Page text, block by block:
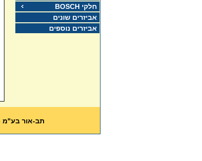
חלקי BOSCH
אביזרים שונים
אביזרים נוספים
תב-אור בע"מ - טברסקי 12 תל אביב טל: